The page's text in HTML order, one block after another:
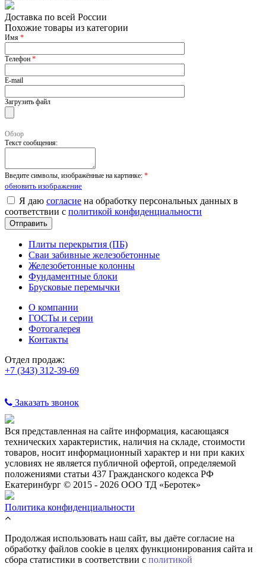
Доставка по всей России
Похожие товары из категории
Имя *
Телефон *
E-mail
Загрузить файл
Обзор
Текст сообщения:
Введите символы, изображённые на картинке: *
обновить изображение
Я даю согласие на обработку персональных данных в
соответствии с политикой конфиденциальности
Плиты перекрытия (ПБ)
Сваи забивные железобетонные
Железобетонные колонны
Фундаментные блоки
Брусковые перемычки
О компании
ГОСТы и серии
Фотогалерея
Контакты
Отдел продаж:
+7 (343) 312-39-69
Заказать звонок
Вся представленная на сайте информация, касающаяся
технических характеристик, наличия на складе, стоимости
товаров, носит информационный характер и ни при каких
условиях не является публичной офертой, определяемой
положениями статьи 437 Гражданского кодекса РФ
Екатеринбург © 2015 - 2026 ООО ТД «Беротек»
Политика конфиденциальности
Продолжая использовать наш сайт, вы даёте согласие на
обработку файлов cookie в целях функционирования сайта и
сбора статистики в соответствии с политикой